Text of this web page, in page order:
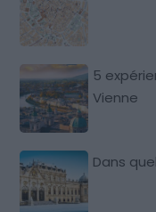
5
Vienne
Dans